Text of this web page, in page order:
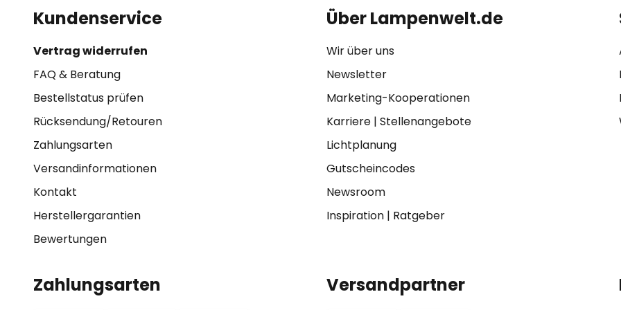
Kundenservice
Vertrag widerrufen
FAQ & Beratung
Bestellstatus prüfen
Rücksendung/Retouren
Zahlungsarten
Versandinformationen
Kontakt
Herstellergarantien
Bewertungen
Über Lampenwelt.de
Wir über uns
Newsletter
Marketing-Kooperationen
Karriere| Stellenangebote
Lichtplanung
Gutscheincodes
Newsroom
Inspiration| Ratgeber
Zahlungsarten Versandpartner